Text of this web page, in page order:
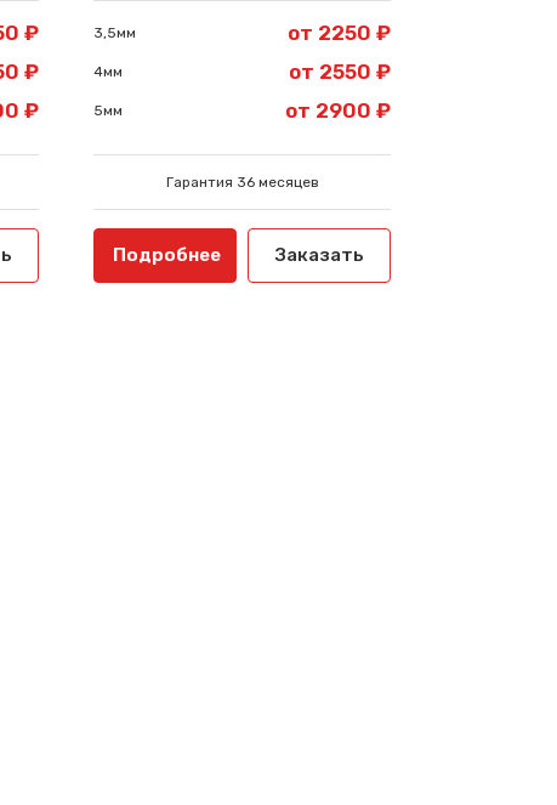
₽
₽
₽
3,5мм от 2250 ₽
4мм от 2550 ₽
5мм от 2900 ₽
Гарантия 36 месяцев
Подробнее Заказать